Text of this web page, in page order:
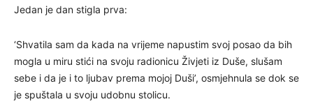
Jedan je dan stigla prva:
‘Shvatila sam da kada na vrijeme napustim svoj posao da bih
mogla u miru stići na svoju radionicu Živjeti iz Duše, slušam
sebe i da je i to ljubav prema mojoj Duši’, osmjehnula se dok se
je spuštala u svoju udobnu stolicu.